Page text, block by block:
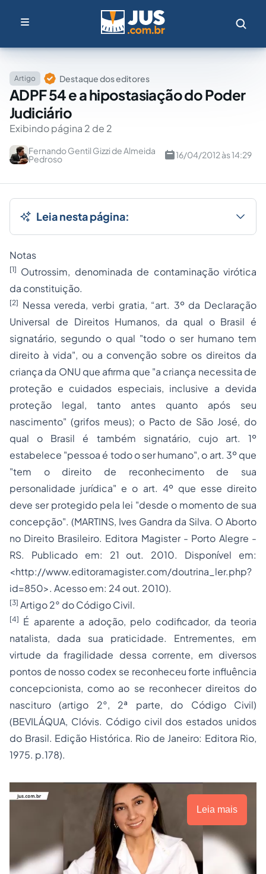
Artigo Destaque dos editores
ADPF 54 e a hipostasiação do Poder
Judiciário
Exibindo página 2 de 2
Fernando Gentil Gizzi de Almeida
Pedroso 16/04/2012 às 14:29
Leia nesta página:
Notas
[1] Outrossim, denominada de contaminação virótica
da constituição.
[2] Nessa vereda, verbi gratia, “art. 3º da Declaração
Universal de Direitos Humanos, da qual o Brasil é
signatário, segundo o qual "todo o ser humano tem
direito à vida", ou a convenção sobre os direitos da
criança da ONU que afirma que "a criança necessita de
proteção e cuidados especiais, inclusive a devida
proteção legal, tanto antes quanto após seu
nascimento" (grifos meus); o Pacto de São José, do
qual o Brasil é também signatário, cujo art. 1º
estabelece "pessoa é todo o ser humano", o art. 3º que
"tem o direito de reconhecimento de sua
personalidade jurídica" e o art. 4º que esse direito
deve ser protegido pela lei "desde o momento de sua
concepção". (MARTINS, Ives Gandra da Silva. O Aborto
no Direito Brasileiro. Editora Magister - Porto Alegre -
RS. Publicado em: 21 out. 2010. Disponível em:
<http://www.editoramagister.com/doutrina_ler.php?
id=850>. Acesso em: 24 out. 2010).
[3] Artigo 2° do Código Civil.
[4] É aparente a adoção, pelo codificador, da teoria
natalista, dada sua praticidade. Entrementes, em
virtude da fragilidade dessa corrente, em diversos
pontos de nosso codex se reconheceu forte influência
concepcionista, como ao se reconhecer direitos do
nascituro (artigo 2°, 2ª parte, do Código Civil)
(BEVILÁQUA, Clóvis. Código civil dos estados unidos
do Brasil. Edição Histórica. Rio de Janeiro: Editora Rio,
1975. p.178).
Leia mais